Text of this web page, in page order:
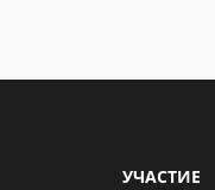
УЧАСТИЕ